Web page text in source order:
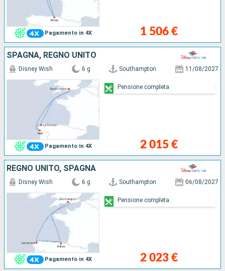
Pagamento in 4X 1 506 €
SPAGNA, REGNO UNITO
Pagamento in 4X
Disney Wish 6 g Southampton 11/08/2027
2 015 €
Pensione completa
REGNO UNITO, SPAGNA
Pagamento in 4X
Disney Wish 6 g Southampton 06/08/2027
2 023 €
Pensione completa